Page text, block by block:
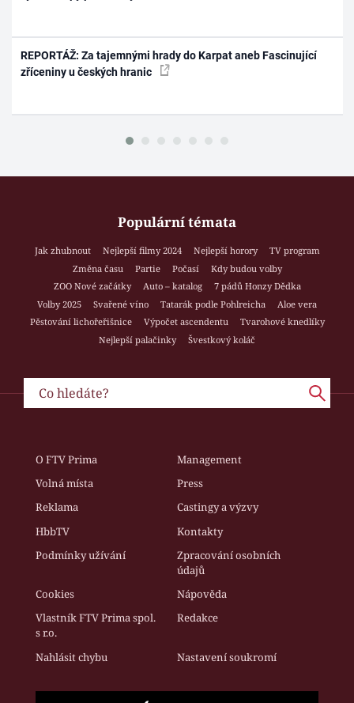
REPORTÁŽ: Za tajemnými hrady do Karpat aneb Fascinující
zříceniny u českých hranic
Populární témata
Jak zhubnout Nejlepší filmy 2024 Nejlepší horory
TV program
Změna času
Partie Počasí
Kdy budou volby
ZOO Nové začátky
Auto – katalog
7 pádů Honzy Dědka
Volby 2025
Svařené víno Tatarák podle Pohlreicha
Aloe vera
Pěstování lichořeřišnice
Výpočet ascendentu
Tvarohové knedlíky
Nejlepší palačinky
Švestkový koláč
O FTV Prima
Management
Volná místa
Press
Reklama
Castingy a výzvy
HbbTV
Kontakty
Podmínky užívání
Zpracování osobních
údajů
Cookies
Nápověda
Vlastník FTV Prima spol.
s r.o.
Redakce
Nahlásit chybu Nastavení soukromí